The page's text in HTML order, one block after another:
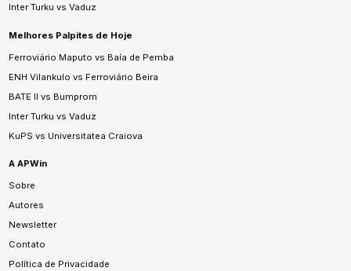
Inter Turku vs Vaduz
Melhores Palpites de Hoje
Ferroviário Maputo vs Baía de Pemba
ENH Vilankulo vs Ferroviário Beira
BATE II vs Bumprom
Inter Turku vs Vaduz
KuPS vs Universitatea Craiova
A APWin
Sobre
Autores
Newsletter
Contato
Política de Privacidade